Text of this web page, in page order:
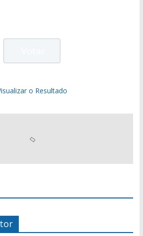
o Resultado